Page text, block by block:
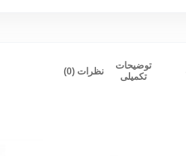
توضیحات
تکمیلی
نظرات (0)